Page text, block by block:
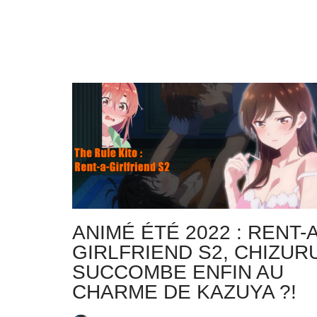
ANIMÉ ÉTÉ 2022 : RENT-
GIRLFRIEND S2,
SUCCOMBE ENFIN AU
CHARME DE KAZUYA ?!